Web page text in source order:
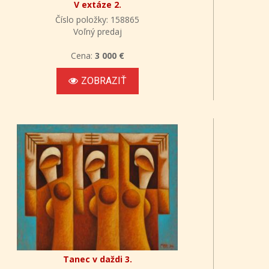
V extáze 2.
Číslo položky: 158865
Voľný predaj
Cena: 3 000 €
ZOBRAZIŤ
Tanec v daždi 3.